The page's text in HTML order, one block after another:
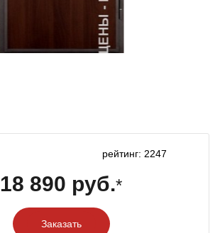
рейтинг: 2247
18 890 руб.*
Заказать